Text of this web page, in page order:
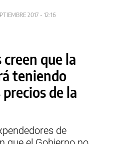
2017 - 12:16
que la
teniendo
de la
de